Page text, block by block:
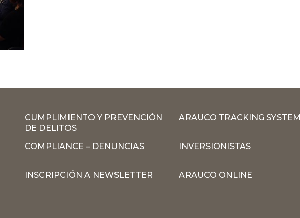
CUMPLIMIENTO Y PREVENCIÓN
DE DELITOS
ARAUCO TRACKING SYSTEM
COMPLIANCE – DENUNCIAS INVERSIONISTAS
INSCRIPCIÓN A NEWSLETTER ARAUCO ONLINE